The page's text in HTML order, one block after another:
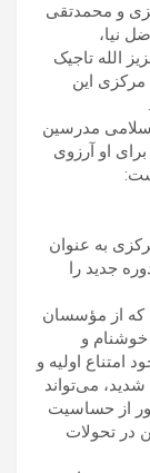
و محمدتقی
نیا،
الله تاجیک
این
مدرسین
او آرزوی
به عنوان
جدید را
که از مؤسسان
و
امتناع اولیه و
می‌تواند
از حساسیت
در تحولات